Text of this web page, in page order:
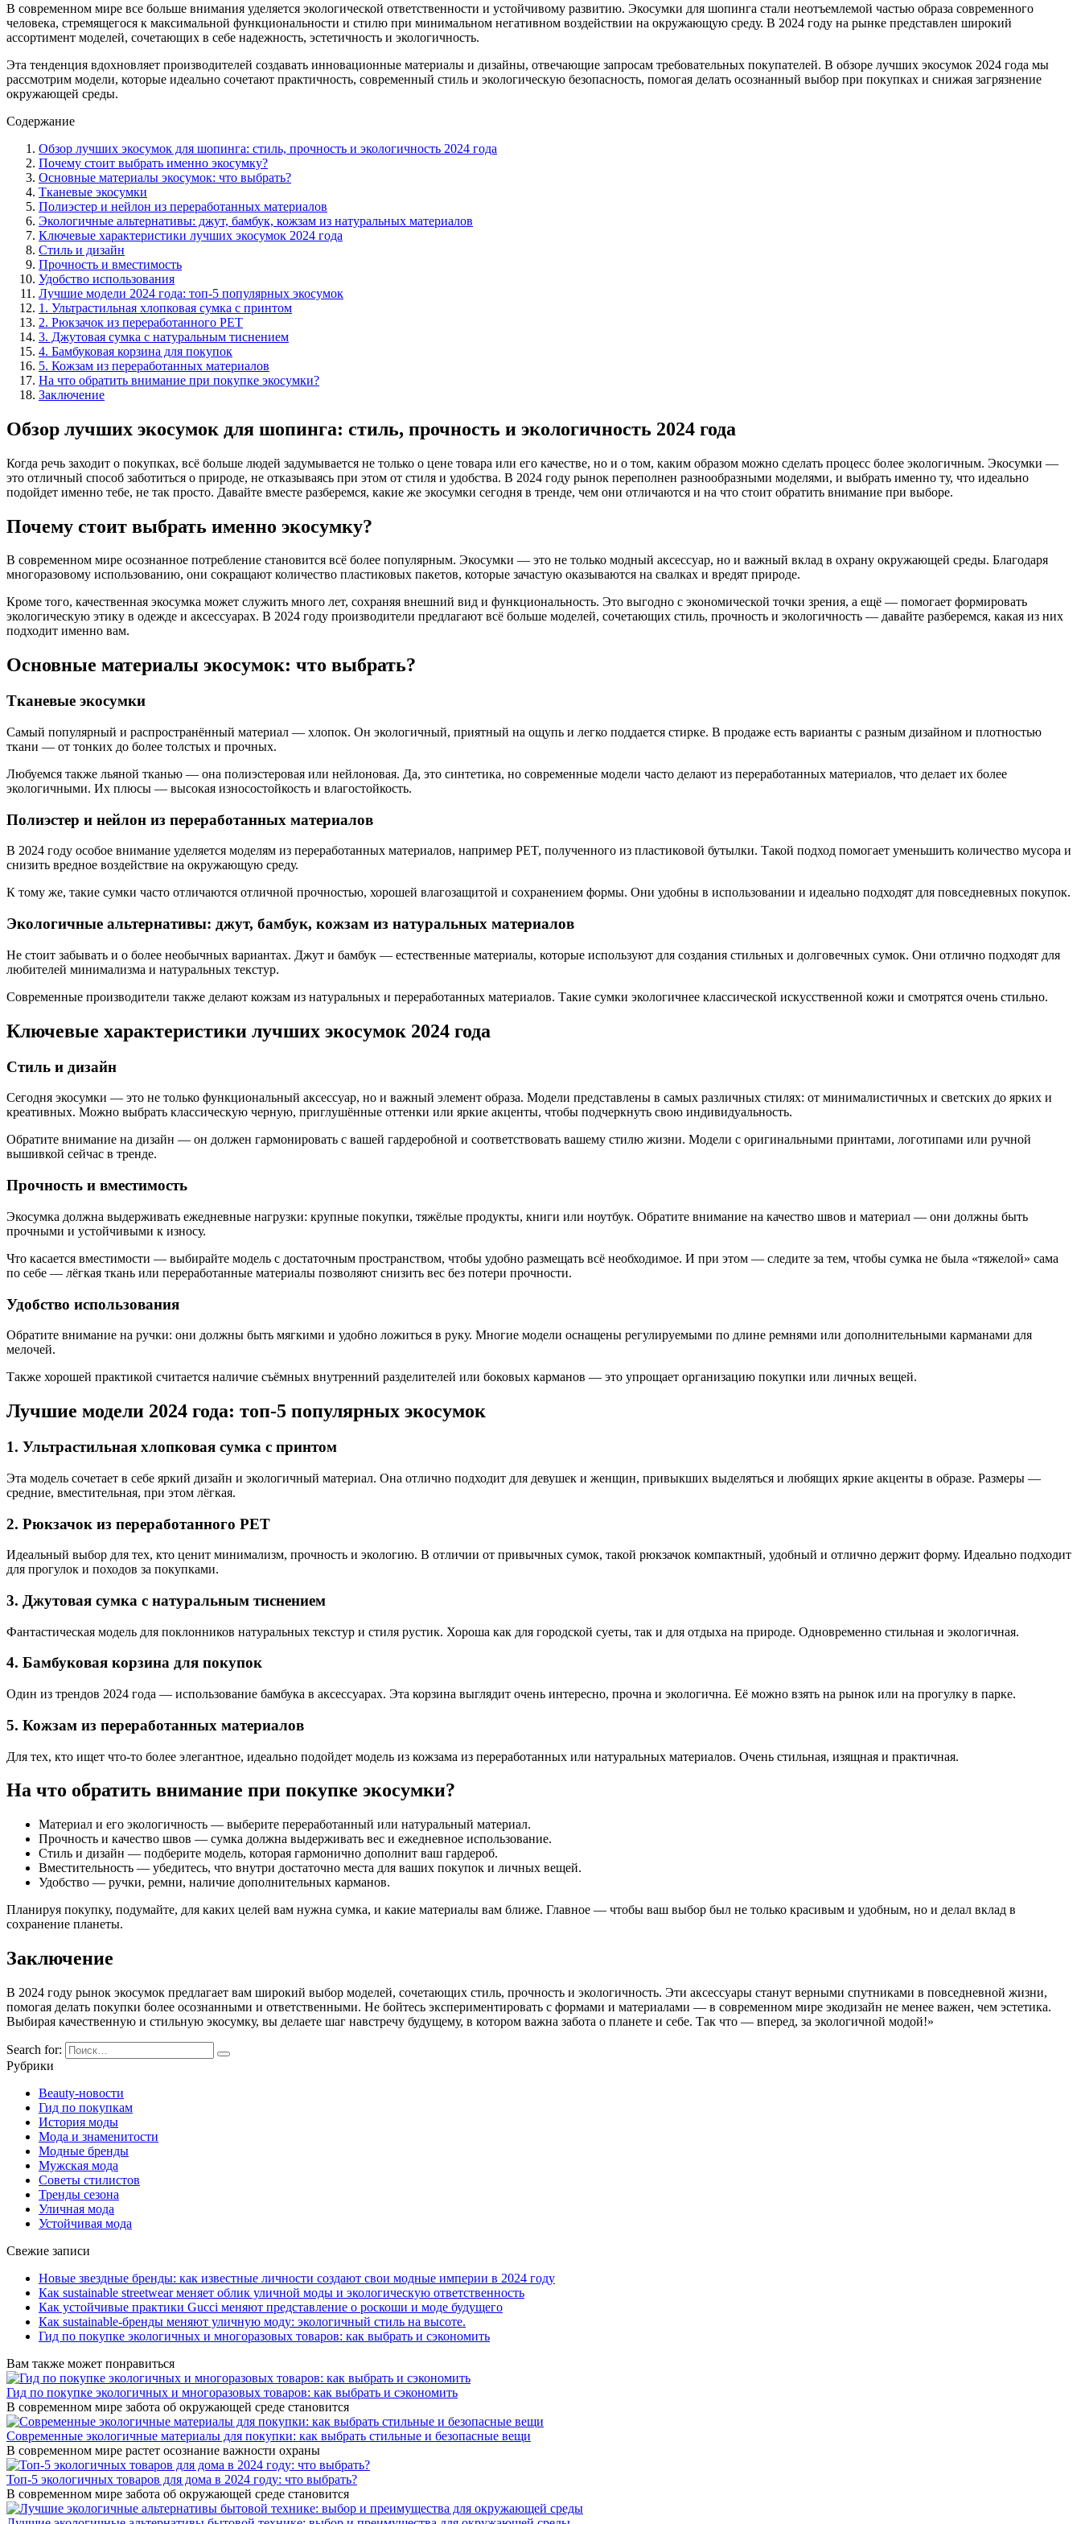
В современном мире все больше внимания уделяется экологической ответственности и устойчивому развитию. Экосумки для шопинга стали неотъемлемой частью образа современного
человека, стремящегося к максимальной функциональности и стилю при минимальном негативном воздействии на окружающую среду. В 2024 году на рынке представлен широкий
ассортимент моделей, сочетающих в себе надежность, эстетичность и экологичность.
Эта тенденция вдохновляет производителей создавать инновационные материалы и дизайны, отвечающие запросам требовательных покупателей. В обзоре лучших экосумок 2024 года мы
рассмотрим модели, которые идеально сочетают практичность, современный стиль и экологическую безопасность, помогая делать осознанный выбор при покупках и снижая загрязнение
окружающей среды.
Содержание
Обзор лучших экосумок для шопинга: стиль, прочность и экологичность 2024 года
Почему стоит выбрать именно экосумку?
Основные материалы экосумок: что выбрать?
Тканевые экосумки
Полиэстер и нейлон из переработанных материалов
Экологичные альтернативы: джут, бамбук, кожзам из натуральных материалов
Ключевые характеристики лучших экосумок 2024 года
Стиль и дизайн
Прочность и вместимость
Удобство использования
Лучшие модели 2024 года: топ-5 популярных экосумок
1. Ультрастильная хлопковая сумка с принтом
2. Рюкзачок из переработанного PET
3. Джутовая сумка с натуральным тиснением
4. Бамбуковая корзина для покупок
5. Кожзам из переработанных материалов
На что обратить внимание при покупке экосумки?
Заключение
Обзор лучших экосумок для шопинга: стиль, прочность и экологичность 2024 года
Когда речь заходит о покупках, всё больше людей задумывается не только о цене товара или его качестве, но и о том, каким образом можно сделать процесс более экологичным. Экосумки —
это отличный способ заботиться о природе, не отказываясь при этом от стиля и удобства. В 2024 году рынок переполнен разнообразными моделями, и выбрать именно ту, что идеально
подойдет именно тебе, не так просто. Давайте вместе разберемся, какие же экосумки сегодня в тренде, чем они отличаются и на что стоит обратить внимание при выборе.
Почему стоит выбрать именно экосумку?
В современном мире осознанное потребление становится всё более популярным. Экосумки — это не только модный аксессуар, но и важный вклад в охрану окружающей среды. Благодаря
многоразовому использованию, они сокращают количество пластиковых пакетов, которые зачастую оказываются на свалках и вредят природе.
Кроме того, качественная экосумка может служить много лет, сохраняя внешний вид и функциональность. Это выгодно с экономической точки зрения, а ещё — помогает формировать
экологическую этику в одежде и аксессуарах. В 2024 году производители предлагают всё больше моделей, сочетающих стиль, прочность и экологичность — давайте разберемся, какая из них
подходит именно вам.
Основные материалы экосумок: что выбрать?
Тканевые экосумки
Самый популярный и распространённый материал — хлопок. Он экологичный, приятный на ощупь и легко поддается стирке. В продаже есть варианты с разным дизайном и плотностью
ткани — от тонких до более толстых и прочных.
Любуемся также льяной тканью — она полиэстеровая или нейлоновая. Да, это синтетика, но современные модели часто делают из переработанных материалов, что делает их более
экологичными. Их плюсы — высокая износостойкость и влагостойкость.
Полиэстер и нейлон из переработанных материалов
В 2024 году особое внимание уделяется моделям из переработанных материалов, например PET, полученного из пластиковой бутылки. Такой подход помогает уменьшить количество мусора и
снизить вредное воздействие на окружающую среду.
К тому же, такие сумки часто отличаются отличной прочностью, хорошей влагозащитой и сохранением формы. Они удобны в использовании и идеально подходят для повседневных покупок.
Экологичные альтернативы: джут, бамбук, кожзам из натуральных материалов
Не стоит забывать и о более необычных вариантах. Джут и бамбук — естественные материалы, которые используют для создания стильных и долговечных сумок. Они отлично подходят для
любителей минимализма и натуральных текстур.
Современные производители также делают кожзам из натуральных и переработанных материалов. Такие сумки экологичнее классической искусственной кожи и смотрятся очень стильно.
Ключевые характеристики лучших экосумок 2024 года
Стиль и дизайн
Сегодня экосумки — это не только функциональный аксессуар, но и важный элемент образа. Модели представлены в самых различных стилях: от минималистичных и светских до ярких и
креативных. Можно выбрать классическую черную, приглушённые оттенки или яркие акценты, чтобы подчеркнуть свою индивидуальность.
Обратите внимание на дизайн — он должен гармонировать с вашей гардеробной и соответствовать вашему стилю жизни. Модели с оригинальными принтами, логотипами или ручной
вышивкой сейчас в тренде.
Прочность и вместимость
Экосумка должна выдерживать ежедневные нагрузки: крупные покупки, тяжёлые продукты, книги или ноутбук. Обратите внимание на качество швов и материал — они должны быть
прочными и устойчивыми к износу.
Что касается вместимости — выбирайте модель с достаточным пространством, чтобы удобно размещать всё необходимое. И при этом — следите за тем, чтобы сумка не была «тяжелой» сама
по себе — лёгкая ткань или переработанные материалы позволяют снизить вес без потери прочности.
Удобство использования
Обратите внимание на ручки: они должны быть мягкими и удобно ложиться в руку. Многие модели оснащены регулируемыми по длине ремнями или дополнительными карманами для
мелочей.
Также хорошей практикой считается наличие съёмных внутренний разделителей или боковых карманов — это упрощает организацию покупки или личных вещей.
Лучшие модели 2024 года: топ-5 популярных экосумок
1. Ультрастильная хлопковая сумка с принтом
Эта модель сочетает в себе яркий дизайн и экологичный материал. Она отлично подходит для девушек и женщин, привыкших выделяться и любящих яркие акценты в образе. Размеры —
средние, вместительная, при этом лёгкая.
2. Рюкзачок из переработанного PET
Идеальный выбор для тех, кто ценит минимализм, прочность и экологию. В отличии от привычных сумок, такой рюкзачок компактный, удобный и отлично держит форму. Идеально подходит
для прогулок и походов за покупками.
3. Джутовая сумка с натуральным тиснением
Фантастическая модель для поклонников натуральных текстур и стиля рустик. Хороша как для городской суеты, так и для отдыха на природе. Одновременно стильная и экологичная.
4. Бамбуковая корзина для покупок
Один из трендов 2024 года — использование бамбука в аксессуарах. Эта корзина выглядит очень интересно, прочна и экологична. Её можно взять на рынок или на прогулку в парке.
5. Кожзам из переработанных материалов
Для тех, кто ищет что-то более элегантное, идеально подойдет модель из кожзама из переработанных или натуральных материалов. Очень стильная, изящная и практичная.
На что обратить внимание при покупке экосумки?
Материал и его экологичность — выберите переработанный или натуральный материал.
Прочность и качество швов — сумка должна выдерживать вес и ежедневное использование.
Стиль и дизайн — подберите модель, которая гармонично дополнит ваш гардероб.
Вместительность — убедитесь, что внутри достаточно места для ваших покупок и личных вещей.
Удобство — ручки, ремни, наличие дополнительных карманов.
Планируя покупку, подумайте, для каких целей вам нужна сумка, и какие материалы вам ближе. Главное — чтобы ваш выбор был не только красивым и удобным, но и делал вклад в
сохранение планеты.
Заключение
В 2024 году рынок экосумок предлагает вам широкий выбор моделей, сочетающих стиль, прочность и экологичность. Эти аксессуары станут верными спутниками в повседневной жизни,
помогая делать покупки более осознанными и ответственными. Не бойтесь экспериментировать с формами и материалами — в современном мире экодизайн не менее важен, чем эстетика.
Выбирая качественную и стильную экосумку, вы делаете шаг навстречу будущему, в котором важна забота о планете и себе. Так что — вперед, за экологичной модой!»
Search for:
Рубрики
Beauty-новости
Гид по покупкам
История моды
Мода и знаменитости
Модные бренды
Мужская мода
Советы стилистов
Тренды сезона
Уличная мода
Устойчивая мода
Свежие записи
Новые звездные бренды: как известные личности создают свои модные империи в 2024 году
Как sustainable streetwear меняет облик уличной моды и экологическую ответственность
Как устойчивые практики Gucci меняют представление о роскоши и моде будущего
Как sustainable-бренды меняют уличную моду: экологичный стиль на высоте.
Гид по покупке экологичных и многоразовых товаров: как выбрать и сэкономить
Вам также может понравиться
Гид по покупке экологичных и многоразовых товаров: как выбрать и сэкономить
В современном мире забота об окружающей среде становится
Современные экологичные материалы для покупки: как выбрать стильные и безопасные вещи
В современном мире растет осознание важности охраны
Топ-5 экологичных товаров для дома в 2024 году: что выбрать?
В современном мире забота об окружающей среде становится